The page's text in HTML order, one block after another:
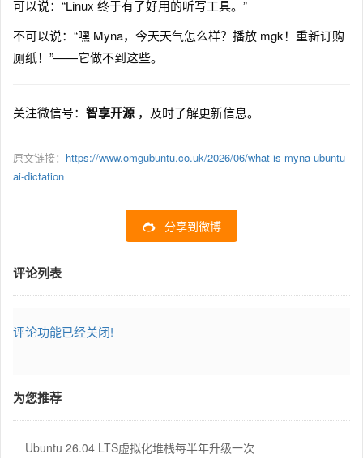
可以说：“Linux 终于有了好用的听写工具。”
不可以说：“嘿 Myna，今天天气怎么样？播放 mgk！重新订购
厕纸！”——它做不到这些。
关注微信号： 智享开源 ，及时了解更新信息。
原文链接： https://www.omgubuntu.co.uk/2026/06/what-is-myna-ubuntu-
ai-dictation
分享到微博
评论列表
评论功能已经关闭!
为您推荐
Ubuntu 26.04 LTS虚拟化堆栈每半年升级一次